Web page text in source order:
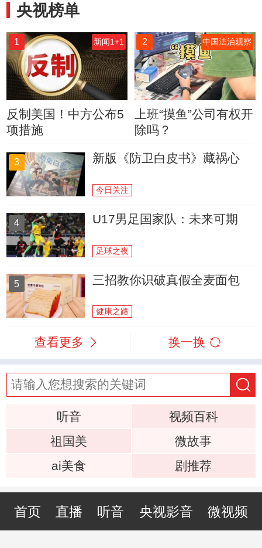
央视榜单
1 新闻1+1
反制美国！中方公布5
项措施
2 中国法治观察
上班“摸鱼”公司有权开
除吗？
3 新版《防卫白皮书》藏祸心
今日关注
4 U17男足国家队：未来可期
足球之夜
5 三招教你识破真假全麦面包
健康之路
查看更多 换一换
听音
视频百科
祖国美
微故事
ai美食
剧推荐
首页 直播 听音 央视影音 微视频